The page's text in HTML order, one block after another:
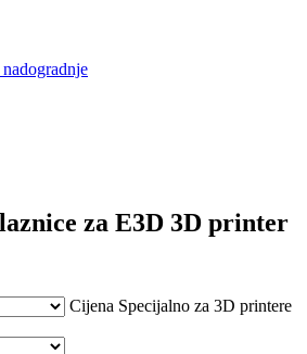
za E3D 3D printer
Cijena Specijalno za 3D printere